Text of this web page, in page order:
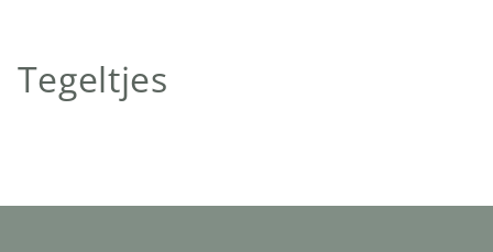
C
l
Tegeltjes